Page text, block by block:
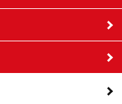
127,340
200,050